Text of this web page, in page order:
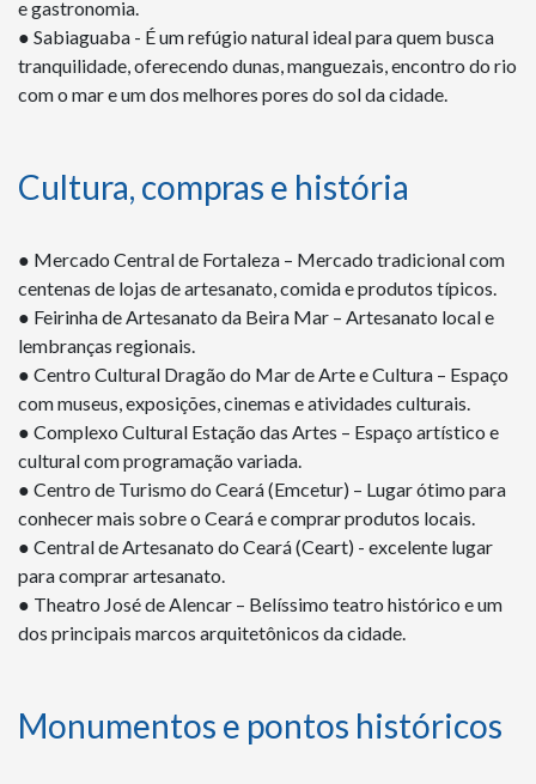
e gastronomia.
● Sabiaguaba - É um refúgio natural ideal para quem busca
tranquilidade, oferecendo dunas, manguezais, encontro do rio
com o mar e um dos melhores pores do sol da cidade.
Cultura, compras e história
● Mercado Central de Fortaleza – Mercado tradicional com
centenas de lojas de artesanato, comida e produtos típicos.
● Feirinha de Artesanato da Beira Mar – Artesanato local e
lembranças regionais.
● Centro Cultural Dragão do Mar de Arte e Cultura – Espaço
com museus, exposições, cinemas e atividades culturais.
● Complexo Cultural Estação das Artes – Espaço artístico e
cultural com programação variada.
● Centro de Turismo do Ceará (Emcetur) – Lugar ótimo para
conhecer mais sobre o Ceará e comprar produtos locais.
● Central de Artesanato do Ceará (Ceart) - excelente lugar
para comprar artesanato.
● Theatro José de Alencar – Belíssimo teatro histórico e um
dos principais marcos arquitetônicos da cidade.
Monumentos e pontos históricos